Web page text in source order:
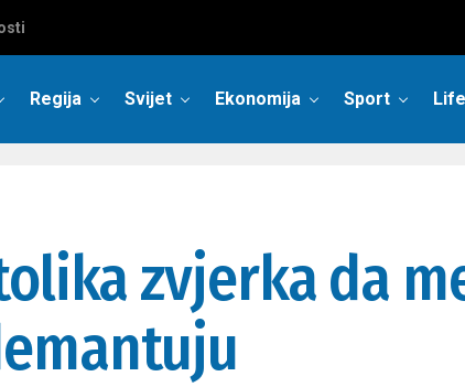
Regija Svijet Ekonomija Sport
zvjerka da